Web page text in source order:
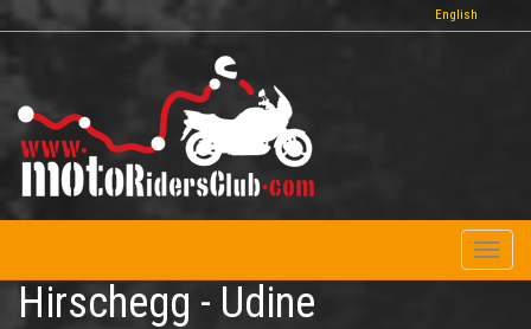
Παράκαμψη
προς
περιεχόμενο
English
Hirschegg - Udine